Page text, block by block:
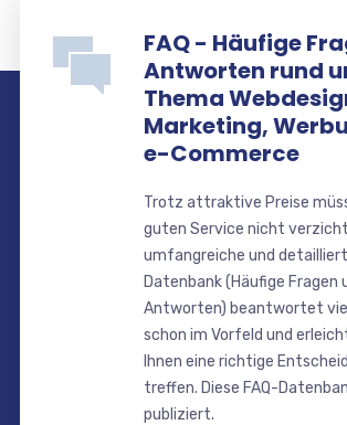
FAQ - Häufige
Antworten rund
Thema
Marketing,
e-Commerce
Trotz attraktive Preise
guten Service nicht
umfangreiche und
Datenbank (Häufige Fragen
Antworten) beantwortet
schon im Vorfeld und
Ihnen eine richtige
treffen. Diese FAQ-
publiziert.